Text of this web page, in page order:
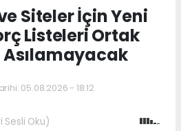
Siteler İçin Yeni
Listeleri Ortak
05.08.2026 - 18:12
Sesli Oku)